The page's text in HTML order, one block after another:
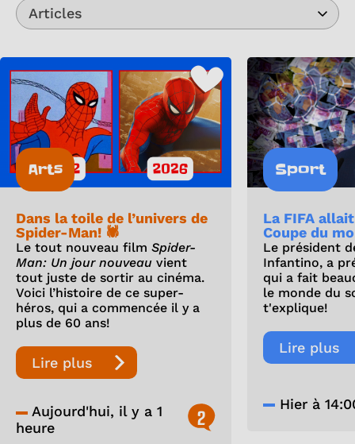
Articles
Arts
Dans la toile de l’univers de
Spider-Man! 🕷️
Le tout nouveau film Spider-
Man: Un jour nouveau vient
tout juste de sortir au cinéma.
Voici l’histoire de ce super-
héros, qui a commencée il y a
plus de 60 ans!
Lire plus
Aujourd'hui, il y a 1
heure
2
Sport
La FIFA
Coupe du
Le président
Infantino, a
qui a fait
le monde du
t'explique!
Lire plus
Hier à